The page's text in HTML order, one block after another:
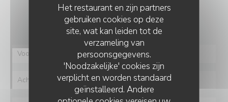
Het restaurant en zijn partners
gebruiken cookies op deze
site, wat kan leiden tot de
verzameling van
persoonsgegevens.
'Noodzakelijke' cookies zijn
verplicht en worden standaard
geïnstalleerd. Andere
Wilt u contact met ons opnemen?
Vul het onderstaande formulier in!